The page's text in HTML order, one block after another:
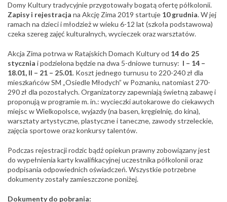
Domy Kulturytradycyjnie przygotowały bogatą ofertę półkolonii.
Zapisy i rejestracja na Akcję Zima 2019 startuje 10 grudnia. W jej
ramach na dzieci i młodzież w wieku 6-12 lat (szkoła podstawowa)
czeka szereg zajęć kulturalnych, wycieczek oraz warsztatów.
Akcja Zima potrwa w Ratajskich Domach Kultury od 14 do 25
stycznia i podzielona będzie na dwa 5-dniowe turnusy: I – 14 –
18.01, II – 21 – 25.01. Koszt jednego turnusu to 220-240 zł dla
mieszkańców SM „Osiedle Młodych” w Poznaniu, natomiast 270-
290 zł dla pozostałych. Organizatorzy zapewniają świetną zabawę i
proponują w programie m. in.: wycieczki autokarowe do ciekawych
miejsc w Wielkopolsce, wyjazdy (na basen, kręgielnię, do kina),
warsztaty artystyczne, plastyczne i taneczne, zawody strzeleckie,
zajęcia sportowe oraz konkursy talentów.
Podczas rejestracji rodzic bądź opiekun prawny zobowiązany jest
do wypełnienia karty kwalifikacyjnej uczestnika półkolonii oraz
podpisania odpowiednich oświadczeń. Wszystkie potrzebne
dokumenty zostały zamieszczone poniżej.
Dokumenty do pobrania: